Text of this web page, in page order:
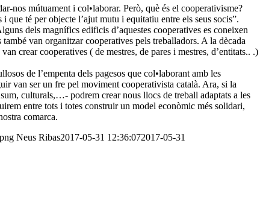
nos mútuament i col•laborar. Però, què és el cooperativisme?
té per objecte l’ajut mutu i equitatiu entre els seus socis”.
dels magnífics edificis d’aquestes cooperatives es coneixen
van organitzar cooperatives pels treballadors. A la dècada
crear cooperatives ( de mestres, de pares i mestres, d’entitats.. .)
de l’empenta dels pagesos que col•laborant amb les
van ser un fre pel moviment cooperativista català. Ara, si la
culturals,…- podrem crear nous llocs de treball adaptats a les
entre tots i totes construir un model econòmic més solidari,
comarca.
Neus Ribas2017-05-31 12:36:072017-05-31